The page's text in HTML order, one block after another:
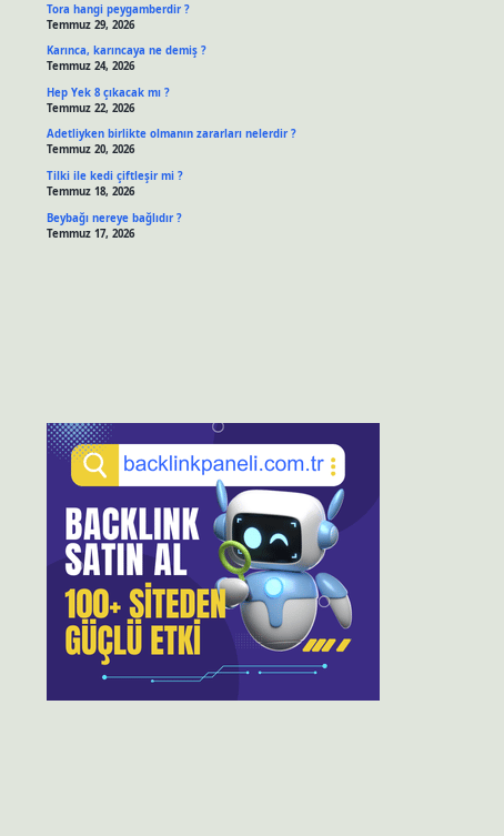
Tora hangi peygamberdir ?
Temmuz 29, 2026
Karınca, karıncaya ne demiş ?
Temmuz 24, 2026
Hep Yek 8 çıkacak mı ?
Temmuz 22, 2026
Adetliyken birlikte olmanın zararları nelerdir ?
Temmuz 20, 2026
Tilki ile kedi çiftleşir mi ?
Temmuz 18, 2026
Beybağı nereye bağlıdır ?
Temmuz 17, 2026